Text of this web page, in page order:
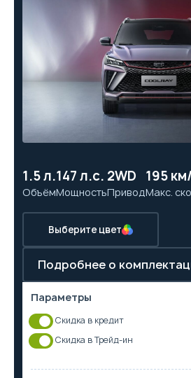
1.5 л.
Объём
147 л.с.
Мощность
2WD
Привод
195
Макс.
Выберите цвет
Подробнее о
Параметры
Скидка в кредит
Скидка в Трейд-ин